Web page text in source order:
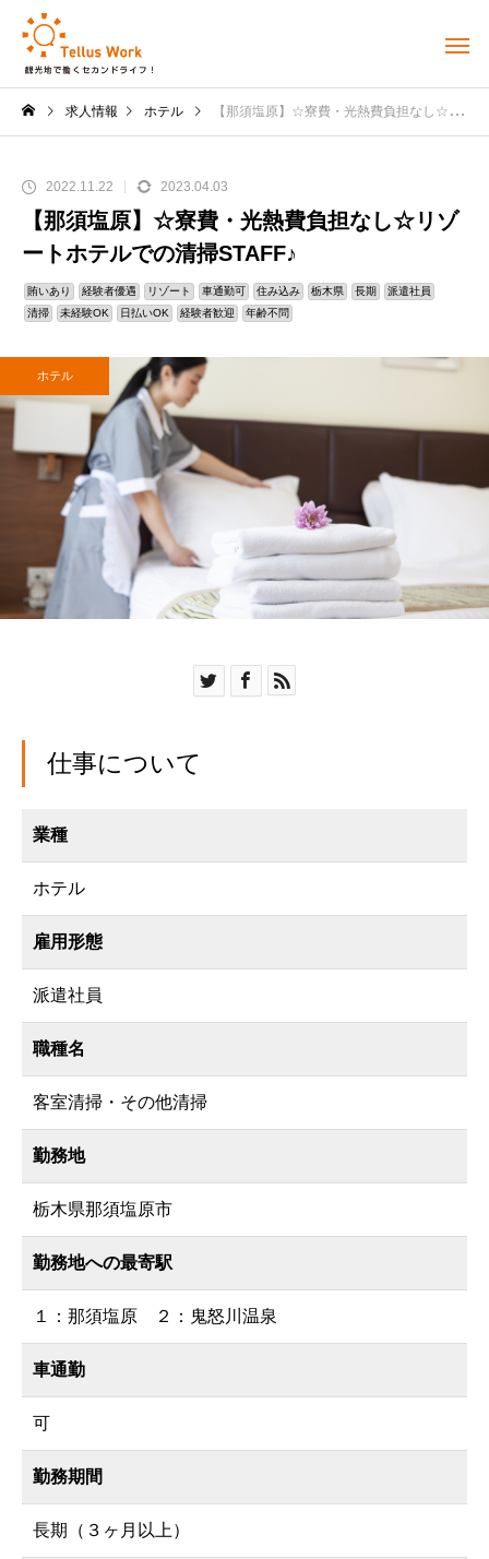
求人情報 ホテル 【那須塩原】☆寮費・光熱費負担なし☆リゾートホテルでの清掃STAFF♪
2022.11.22 2023.04.03
【那須塩原】☆寮費・光熱費負担なし☆リゾ
ートホテルでの清掃STAFF♪
賄いあり 経験者優遇 リゾート 車通勤可 住み込み 栃木県 長期
派遣社員
清掃
未経験OK 日払いOK 経験者歓迎 年齢不問
ホテル
仕事について
業種
ホテル
雇用形態
派遣社員
職種名
客室清掃・その他清掃
勤務地
栃木県那須塩原市
勤務地への最寄駅
１：那須塩原 ２：鬼怒川温泉
車通勤
可
勤務期間
長期（３ヶ月以上）